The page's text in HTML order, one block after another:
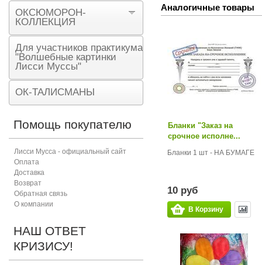
Аналогичные товары
Бланки "Заказ на
срочное исполне...
Бланки 1 шт - НА БУМАГЕ
10 руб
В Корзину
ОКСЮМОРОН-
КОЛЛЕКЦИЯ
Для участников практикума
"Волшебные картинки
Лисси Муссы"
ОК-ТАЛИСМАНЫ
Помощь покупателю
Лисси Мусса - официальный сайт
Оплата
Доставка
Возврат
Обратная связь
О компании
НАШ ОТВЕТ
КРИЗИСУ!